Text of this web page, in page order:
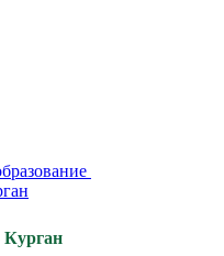
Курган